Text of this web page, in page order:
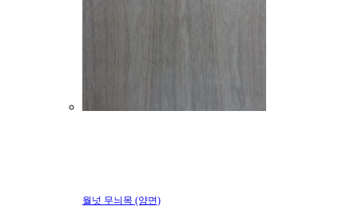
월넛 무늬목 (양면)